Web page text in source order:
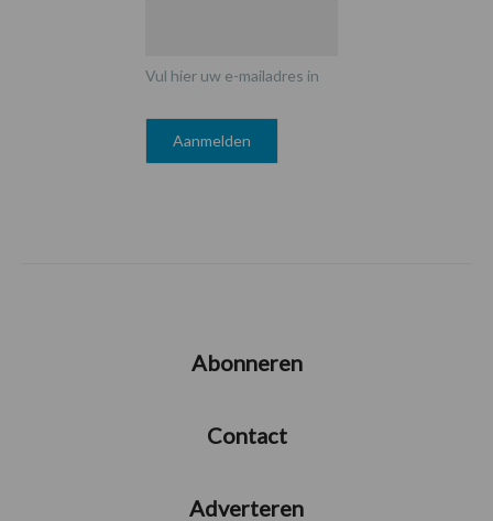
Vul hier uw e-mailadres in
Abonneren
Contact
Adverteren